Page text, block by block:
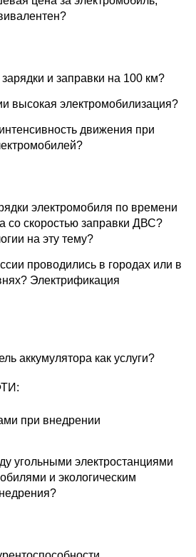
и заправки на 100 км?
высокая электромобилизация?
движения при
электромобиля по времени
со скоростью заправки ДВС?
на эту тему?
проводились в городах или в
Электрификация
аккумулятора как услуги?
при внедрении
угольными электростанциями
и экологическим